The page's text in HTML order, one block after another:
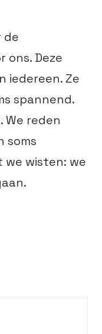
de
ons. Deze
iedereen. Ze
spannend.
We reden
soms
we wisten: we